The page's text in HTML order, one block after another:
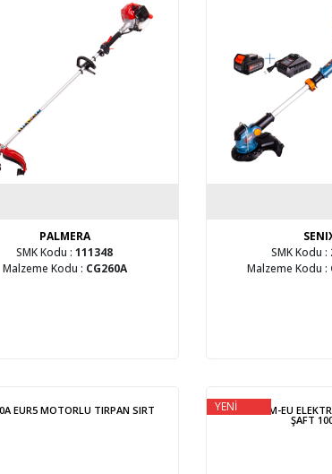
PALMERA
SMK Kodu :111348
Malzeme Kodu : CG260A
SMK Kodu :
Malzeme Kodu :
EUR5 MOTORLU TIRPAN SIRT YENİGTCE10-M-EU
ŞAFT